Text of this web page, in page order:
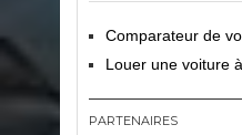
Comparateur de
Louer une voiture
PARTENAIRES